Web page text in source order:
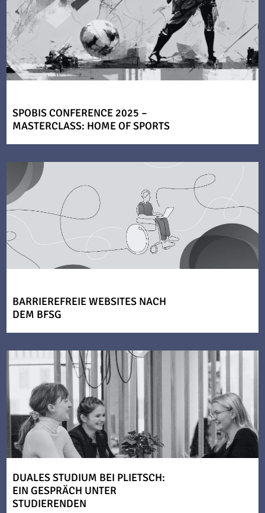
SPOBIS CONFERENCE 2025 –
MASTERCLASS: HOME OF SPORTS
BARRIEREFREIE WEBSITES NACH
DEM BFSG
DUALES STUDIUM BEI PLIETSCH:
EIN GESPRÄCH UNTER
STUDIERENDEN